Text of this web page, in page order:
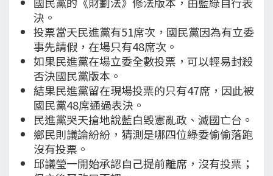
決。
投票當天民進黨有51席次，國民黨因為有立委
事先請假，在場只有48席次。
如果民進黨在場立委全數投票，可以輕易封殺
否決國民黨版本。
結果民進黨留在現場投票的只有47席，因此被
國民黨48席通過表決。
民進黨哭天搶地說藍白毀憲亂政、滅國亡台。
鄉民則議論紛紛，猜測是哪四位綠委偷偷落跑
沒有投票。
邱議瑩一開始承認自己提前離席，沒有投票；